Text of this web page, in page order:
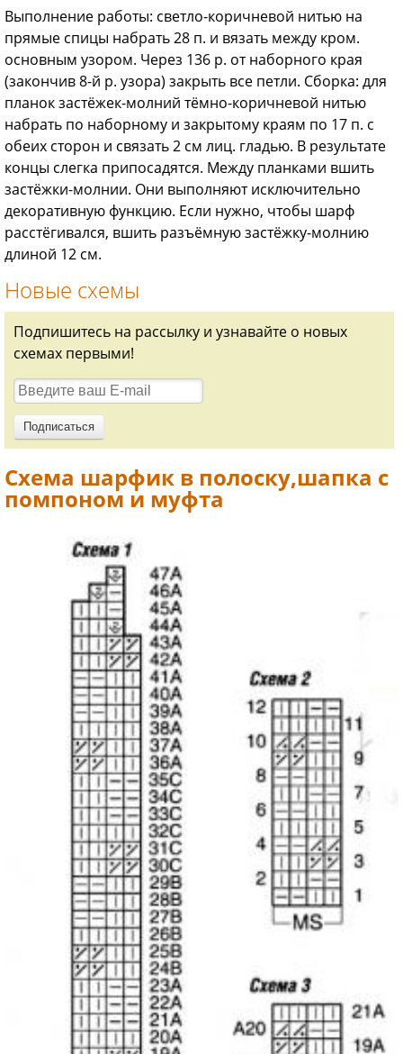
Выполнение работы: светло-коричневой нитью на
прямые спицы набрать 28 п. и вязать между кром.
основным узором. Через 136 р. от наборного края
(закончив 8-й р. узора) закрыть все петли. Сборка: для
планок застёжек-молний тёмно-коричневой нитью
набрать по наборному и закрытому краям по 17 п. с
обеих сторон и связать 2 см лиц. гладью. В результате
концы слегка припосадятся. Между планками вшить
застёжки-молнии. Они выполняют исключительно
декоративную функцию. Если нужно, чтобы шарф
расстёгивался, вшить разъёмную застёжку-молнию
длиной 12 см.
Новые схемы
Подпишитесь на рассылку и узнавайте о новых
схемах первыми!
Схема шарфик в полоску,шапка с
помпоном и муфта